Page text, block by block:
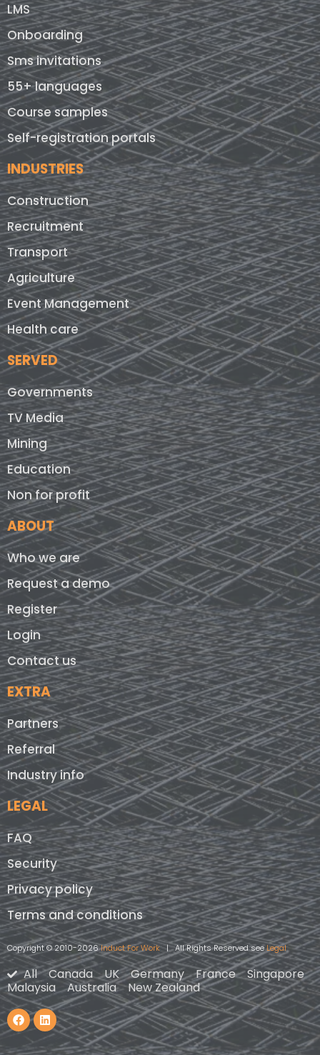
LMS
Onboarding
Sms invitations
55+ languages
Course samples
Self-registration portals
INDUSTRIES
Construction
Recruitment
Transport
Agriculture
Event Management
Health care
SERVED
Governments
TV Media
Mining
Education
Non for profit
ABOUT
Who we are
Request a demo
Register
Login
Contact us
EXTRA
Partners
Referral
Industry info
LEGAL
FAQ
Security
Privacy policy
Terms and conditions
Copyright © 2010-2026Induct For Work| All Rights Reserved seeLegal
All Canada UK Germany France
Singapore
Malaysia
Australia New Zealand